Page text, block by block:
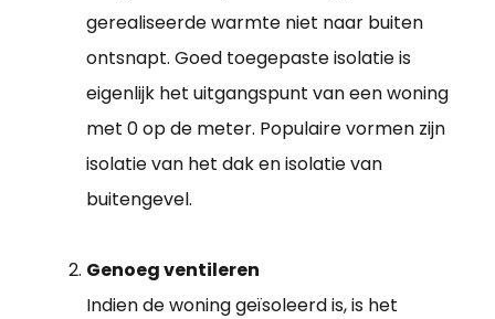
gerealiseerde warmte niet naar buiten
ontsnapt. Goed toegepaste isolatie is
eigenlijk het uitgangspunt van een woning
met 0 op de meter. Populaire vormen zijn
isolatie van het dak en isolatie van
buitengevel.
Genoeg ventileren
Indien de woning geïsoleerd is, is het